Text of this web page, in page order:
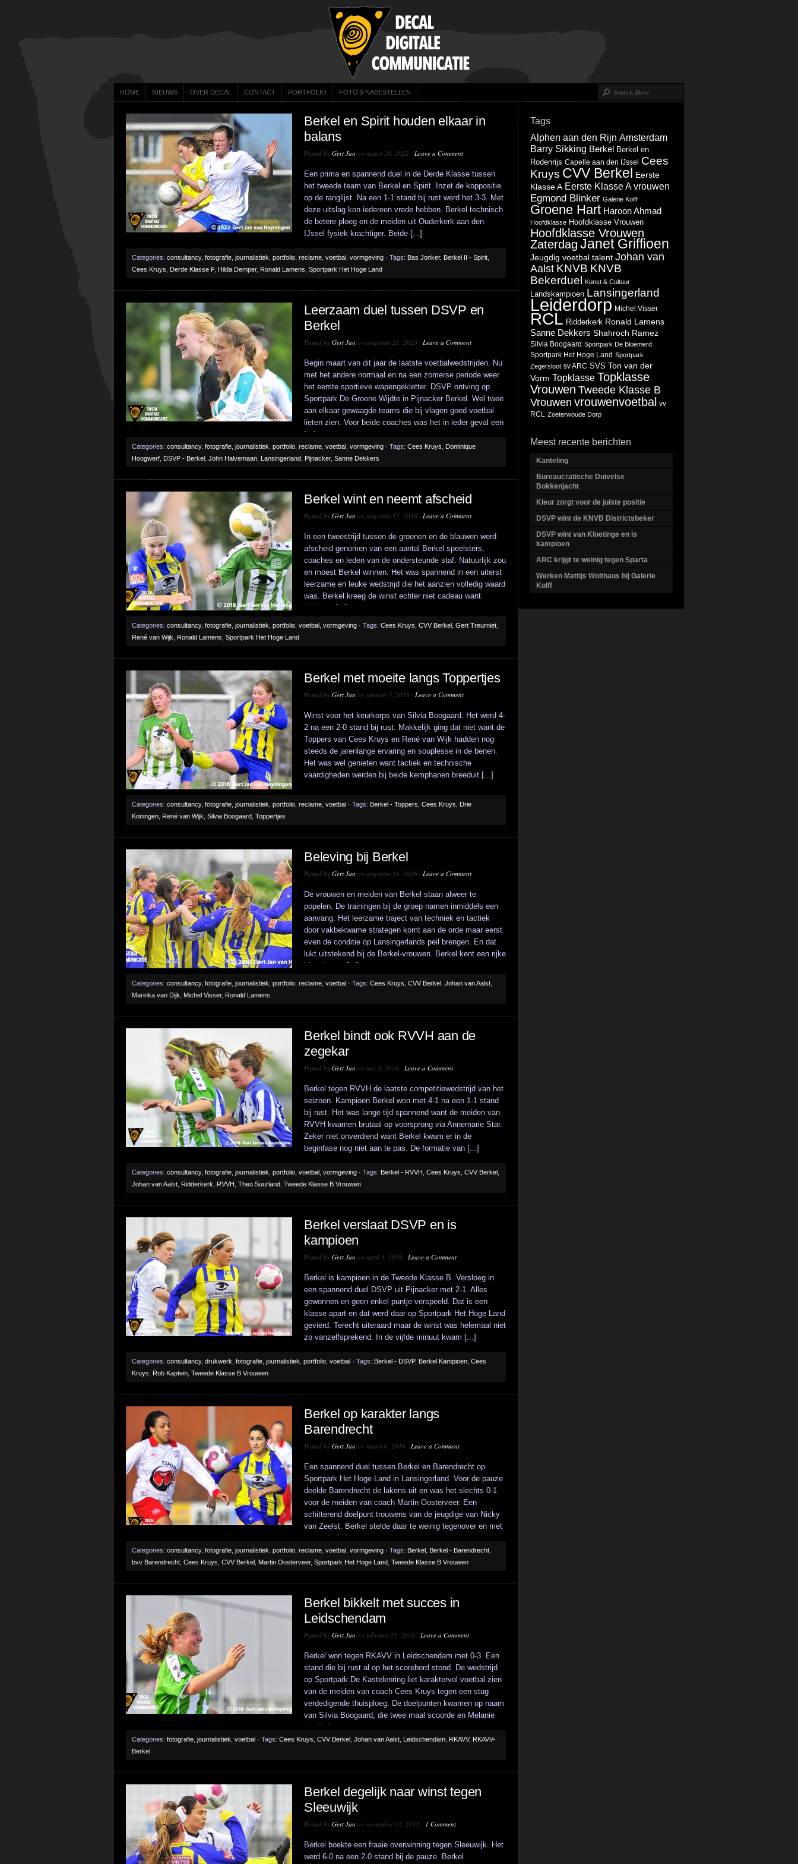
HOME NIEUWS OVER DECAL CONTACT PORTFOLIO FOTO’S NABESTELLEN
Berkel en Spirit houden elkaar in
balans
Posted by Gert Jan on maart 20, 2022 · Leave a Comment
Een prima en spannend duel in de Derde Klasse tussen
het tweede team van Berkel en Spirit. Inzet de koppositie
op de ranglijst. Na een 1-1 stand bij rust werd het 3-3. Met
deze uitslag kon iedereen vrede hebben. Berkel technisch
de betere ploeg en de meiden uit Ouderkerk aan den
IJssel fysiek krachtiger. Beide [...]
Categories: consultancy, fotografie journalistiek portfolio reclame voetbal vormgeving · Tags: Bas Jonker, Berkel II - Spirit
Cees Kruys
Derde Klasse F, Hilda Demper, Ronald Lamens Sportpark Het Hoge Land
Leerzaam duel tussen DSVP en
Berkel
Posted by Gert Jan on augustus 23, 2020 · Leave a Comment
Begin maart van dit jaar de laatste voetbalwedstrijden. Nu
met het andere normaal en na een zomerse periode weer
het eerste sportieve wapengekletter. DSVP ontving op
Sportpark De Groene Wijdte in Pijnacker Berkel. Wel twee
aan elkaar gewaagde teams die bij vlagen goed voetbal
lieten zien. Voor beide coaches was het in ieder geval een
[...]
Categories: consultancy, fotografie journalistiek portfolio reclame voetbal vormgeving · Tags: Cees Kruys
Dominique
Hoogwerf DSVP - Berkel John Halvemaan Lansingerland Pijnacker, Sanne Dekkers
Berkel wint en neemt afscheid
Posted by Gert Jan on augustus 12, 2018 · Leave a Comment
In een tweestrijd tussen de groenen en de blauwen werd
afscheid genomen van een aantal Berkel speelsters,
coaches en leden van de ondersteunde staf. Natuurlijk zou
en moest Berkel winnen. Het was spannend in een uiterst
leerzame en leuke wedstrijd die het aanzien volledig waard
was. Berkel kreeg de winst echter niet cadeau want
sluitpost [...]
Categories: consultancy, fotografie journalistiek portfolio voetbal vormgeving · Tags: Cees Kruys CVV Berkel Gert Treurniet
René van Wijk
Ronald Lamens Sportpark Het Hoge Land
Berkel met moeite langs Toppertjes
Posted by Gert Jan on januari 7, 2018 · Leave a Comment
Winst voor het keurkorps van Silvia Boogaard. Het werd 4-
2 na een 2-0 stand bij rust. Makkelijk ging dat niet want de
Toppers van Cees Kruys en René van Wijk hadden nog
steeds de jarenlange ervaring en souplesse in de benen.
Het was wel genieten want tactiek en technische
vaardigheden werden bij beide kemphanen breeduit [...]
Categories: consultancy, fotografie journalistiek portfolio reclame voetbal · Tags: Berkel - Toppers Cees Kruys
Drie
Koningen René van Wijk Silvia Boogaard Toppertjes
Beleving bij Berkel
Posted by Gert Jan on augustus 14, 2016 · Leave a Comment
De vrouwen en meiden van Berkel staan alweer te
popelen. De trainingen bij de groep namen inmiddels een
aanvang. Het leerzame traject van techniek en tactiek
door vakbekwame strategen komt aan de orde maar eerst
even de conditie op Lansingerlands peil brengen. En dat
lukt uitstekend bij de Berkel-vrouwen. Berkel kent een rijke
historie met [...]
Categories: consultancy, fotografie journalistiek portfolio reclame voetbal · Tags: Cees Kruys CVV Berkel Johan van Aalst
Marinka van Dijk
Michel Visser, Ronald Lamens
Berkel bindt ook RVVH aan de
zegekar
Posted by Gert Jan on mei 8, 2016 · Leave a Comment
Berkel tegen RVVH de laatste competitiewedstrijd van het
seizoen. Kampioen Berkel won met 4-1 na een 1-1 stand
bij rust. Het was lange tijd spannend want de meiden van
RVVH kwamen brutaal op voorsprong via Annemarie Star.
Zeker niet onverdiend want Berkel kwam er in de
beginfase nog niet aan te pas. De formatie van [...]
Categories: consultancy, fotografie journalistiek portfolio voetbal vormgeving · Tags: Berkel - RVVH Cees Kruys CVV Berkel
Johan van Aalst Ridderkerk RVVH Theo Suurland Tweede Klasse B Vrouwen
Berkel verslaat DSVP en is
kampioen
Posted by Gert Jan on april 3, 2016 · Leave a Comment
Berkel is kampioen in de Tweede Klasse B. Versloeg in
een spannend duel DSVP uit Pijnacker met 2-1. Alles
gewonnen en geen enkel puntje verspeeld. Dat is een
klasse apart en dat werd daar op Sportpark Het Hoge Land
gevierd. Terecht uiteraard maar de winst was helemaal niet
zo vanzelfsprekend. In de vijfde minuut kwam [...]
Categories: consultancy, drukwerk fotografie journalistiek portfolio voetbal · Tags: Berkel - DSVP, Berkel Kampioen Cees
Kruys
Rob Kaptein Tweede Klasse B Vrouwen
Berkel op karakter langs
Barendrecht
Posted by Gert Jan on maart 6, 2016 · Leave a Comment
Een spannend duel tussen Berkel en Barendrecht op
Sportpark Het Hoge Land in Lansingerland. Voor de pauze
deelde Barendrecht de lakens uit en was het slechts 0-1
voor de meiden van coach Martin Oosterveer. Een
schitterend doelpunt trouwens van de jeugdige van Nicky
van Zeelst. Berkel stelde daar te weinig tegenover en met
name de [...]
Categories: consultancy, fotografie journalistiek portfolio reclame voetbal vormgeving · Tags: Berkel Berkel - Barendrecht
bvv Barendrecht Cees Kruys CVV Berkel Martin Oosterveer, Sportpark Het Hoge Land Tweede Klasse B Vrouwen
Berkel bikkelt met succes in
Leidschendam
Posted by Gert Jan on februari 21, 2016 · Leave a Comment
Berkel won tegen RKAVV in Leidschendam met 0-3. Een
stand die bij rust al op het scorebord stond. De wedstrijd
op Sportpark De Kastelenring liet karaktervol voetbal zien
van de meiden van coach Cees Kruys tegen een stug
verdedigende thuisploeg. De doelpunten kwamen op naam
van Silvia Boogaard, die twee maal scoorde en Melanie
den [...]
Categories: fotografie journalistiek voetbal · Tags: Cees Kruys CVV Berkel Johan van Aalst Leidschendam RKAVV, RKAVV-
Berkel
Berkel degelijk naar winst tegen
Sleeuwijk
Posted by Gert Jan on november 15, 2015 · 1 Comment
Berkel boekte een fraaie overwinning tegen Sleeuwijk. Het
werd 6-0 na een 2-0 stand bij de pauze. Berkel
Tags
Alphen aan den Rijn Amsterdam
Barry Sikking Berkel Berkel en
Rodenrijs Capelle aan den IJssel
Cees
Kruys CVV Berkel Eerste
Klasse A Eerste Klasse A vrouwen
Egmond Blinker Galerie Kolff
Groene Hart Haroon Ahmad
Hoofdklasse Hoofdklasse Vrouwen
Hoofdklasse Vrouwen
Zaterdag Janet Griffioen
Jeugdig voetbal talent Johan van
Aalst KNVB KNVB
Bekerduel
Kunst & Cultuur
Landskampioen Lansingerland
Leiderdorp Michel Visser
RCL Ridderkerk Ronald Lamens
Sanne Dekkers Shahroch Ramez
Silvia Boogaard Sportpark De Bloemerd
Sportpark Het Hoge Land Sportpark
Zegersloot sv ARC SVS Ton van der
Vorm Topklasse Topklasse
Vrouwen Tweede Klasse B
Vrouwen vrouwenvoetbal
vv
RCL
Zoeterwoude Dorp
Meest recente berichten
Kanteling
Bureaucratische Duivelse
Bokkenjacht
Kleur zorgt voor de juiste positie
DSVP wint de KNVB Districtsbeker
DSVP wint van Kloetinge en is
kampioen
ARC krijgt te weinig tegen Sparta
Werken Mattijs Wolthaus bij Galerie
Kolff